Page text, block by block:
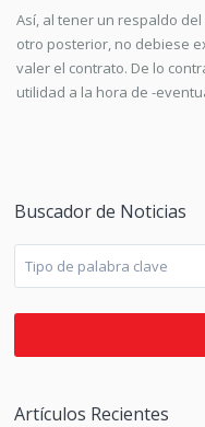
Así, al tener un respaldo
otro posterior, no debiese
valer el contrato. De lo
utilidad a la hora de -
Buscador de Noticias
Artículos Recientes